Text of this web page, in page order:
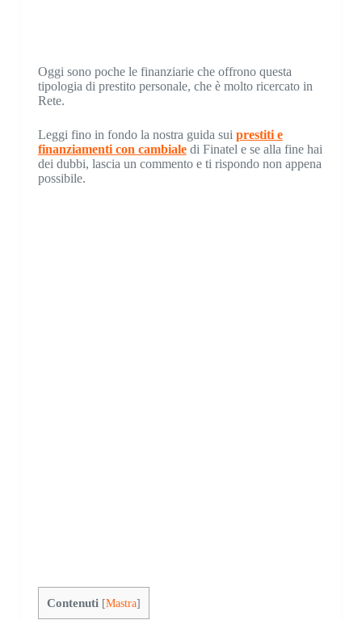
Oggi sono poche le finanziarie che offrono questa
tipologia di prestito personale, che è molto ricercato in
Rete.
Leggi fino in fondo la nostra guida sui prestiti e
finanziamenti con cambialedi Finatel e se alla fine hai
dei dubbi, lascia un commento e ti rispondo non appena
possibile.
Contenuti [Mastra]